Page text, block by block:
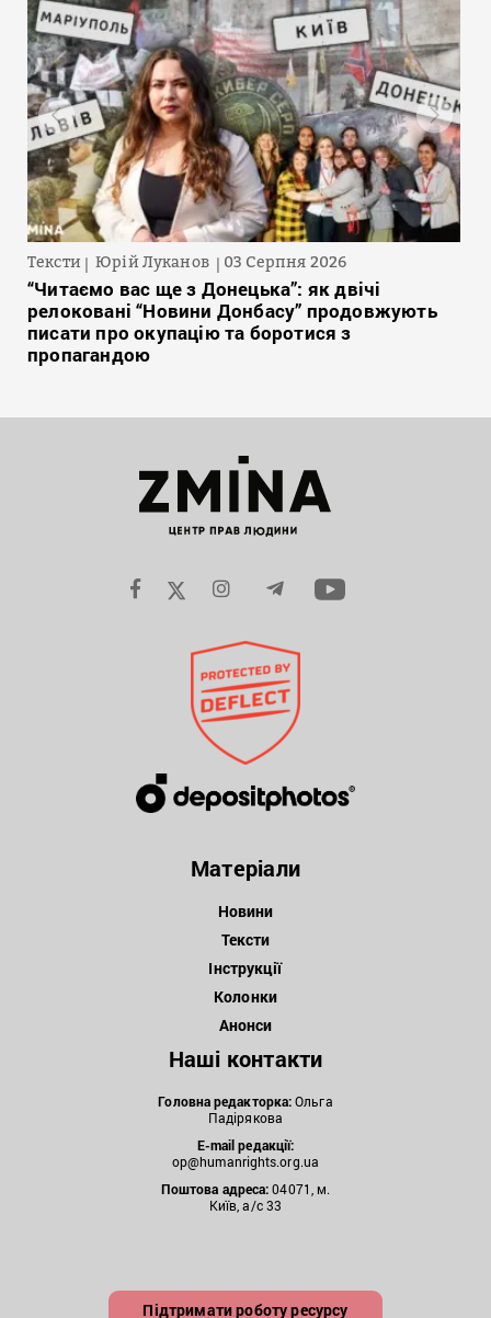
Тексти Юрій Луканов 03 Серпня 2026
“Читаємо вас ще з Донецька”: як двічі
релоковані “Новини Донбасу” продовжують
писати про окупацію та боротися з
пропагандою
Матеріали
Новини
Тексти
Інструкції
Колонки
Анонси
Наші контакти
Головна редакторка:Ольга
Падірякова
E-mail редакції:
op@humanrights.org.ua
Поштова адреса:04071, м.
Київ, а/с 33
Підтримати роботу ресурсу